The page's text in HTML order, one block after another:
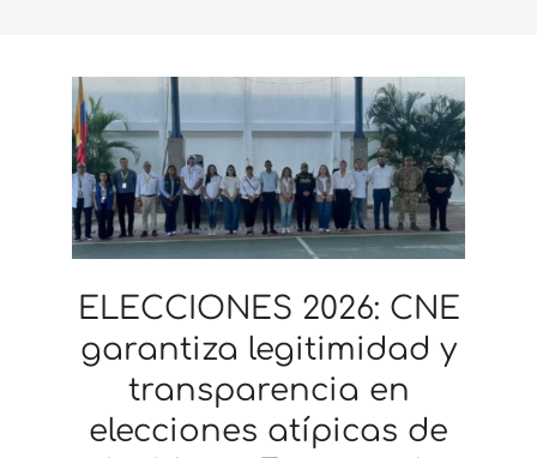
ELECCIONES 2026: CNE
garantiza legitimidad y
transparencia en
elecciones atípicas de